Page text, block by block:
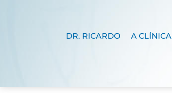
DR. RICARDO A CLÍNICA